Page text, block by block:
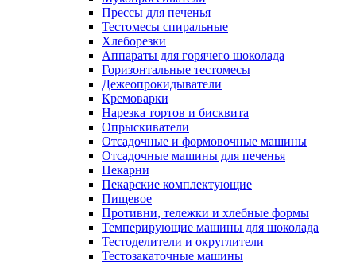
Прессы для печенья
Тестомесы спиральные
Хлеборезки
Аппараты для горячего шоколада
Горизонтальные тестомесы
Дежеопрокидыватели
Кремоварки
Нарезка тортов и бисквита
Опрыскиватели
Отсадочные и формовочные машины
Отсадочные машины для печенья
Пекарни
Пекарские комплектующие
Пищевое
Противни, тележки и хлебные формы
Темперирующие машины для шоколада
Тестоделители и округлители
Тестозакаточные машины